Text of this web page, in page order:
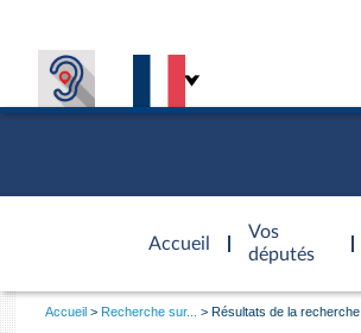
Accueil
d'accueil
Vos
députés
Vous
Accueil Recherche sur... Résultats de la recherche